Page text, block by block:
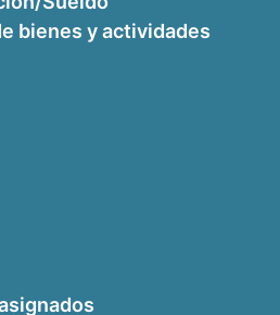
bienes y actividades